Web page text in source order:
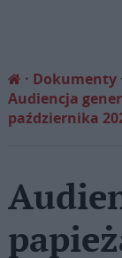
Dokumenty
Audiencja
października